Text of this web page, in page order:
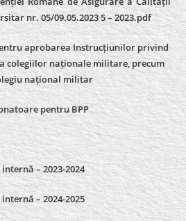
nr. 05/09.05.2023 5 – 2023.pdf
aprobarea Instrucțiunilor privind
colegiilor naționale militare, precum
național militar
pentru BPP
– 2023-2024
internă –2024-2025